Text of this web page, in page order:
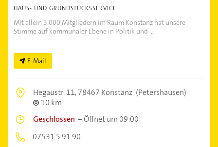
HAUS- UND GRUNDSTÜCKSSERVICE
Mit allein 3.000 Mitgliedern im Raum Konstanz hat unsere
Stimme auf kommunaler Ebene in Politik und ...
E-Mail
Hegaustr. 11,78467 Konstanz (Petershausen)
10 km
Geschlossen –Öffnet um 09:00
07531 5 91 90